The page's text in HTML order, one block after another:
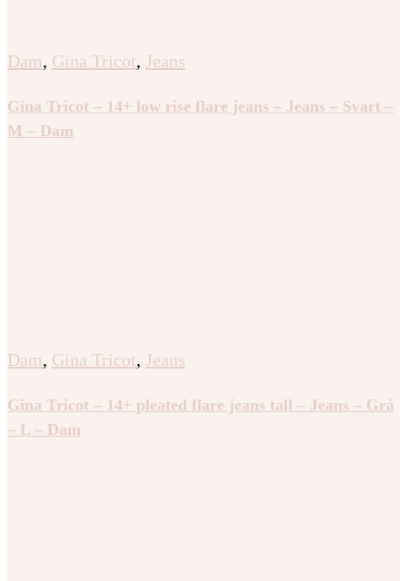
Dam, Gina Tricot, Jeans
Gina Tricot – 14+ low rise flare jeans – Jeans – Svart –
M – Dam
Dam, Gina Tricot, Jeans
Gina Tricot – 14+ pleated flare jeans tall – Jeans – Grå
– L – Dam